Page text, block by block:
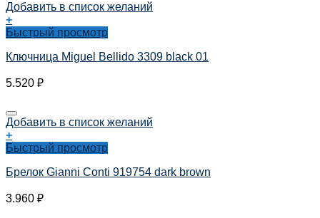
Добавить в список желаний
+
Быстрый просмотр
Ключница Miguel Bellido 3309 black 01
5.520 ₽
Добавить в список желаний
+
Быстрый просмотр
Брелок Gianni Conti 919754 dark brown
3.960 ₽